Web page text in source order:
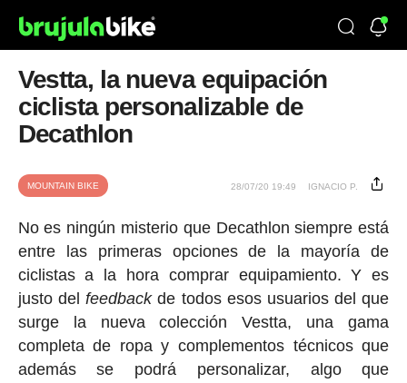
Vestta, la nueva equipación
ciclista personalizable de
Decathlon
MOUNTAIN BIKE 28/07/20 19:49 IGNACIO P.
No es ningún misterio que Decathlon siempre está
entre las primeras opciones de la mayoría de
ciclistas a la hora comprar equipamiento. Y es
justo del feedbackde todos esos usuarios del que
surge la nueva colección Vestta, una gama
completa de ropa y complementos técnicos que
además se podrá personalizar, algo que